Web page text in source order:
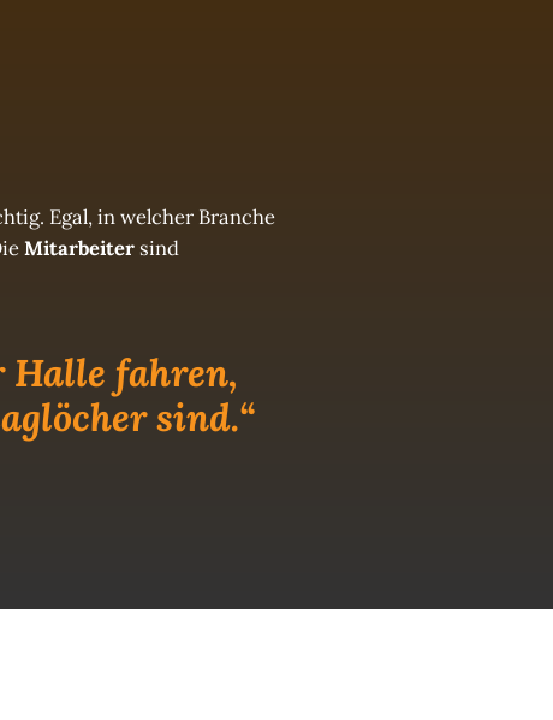
Egal, in welcher Branche
Mitarbeitersind
Halle fahren,
sind.“